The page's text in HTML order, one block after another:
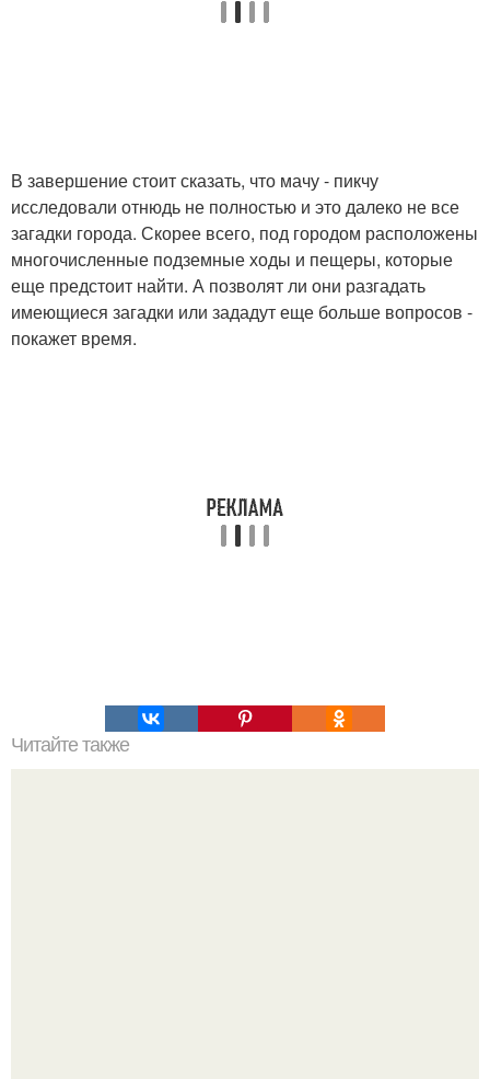
В завершение стоит сказать, что мачу - пикчу
исследовали отнюдь не полностью и это далеко не все
загадки города. Скорее всего, под городом расположены
многочисленные подземные ходы и пещеры, которые
еще предстоит найти. А позволят ли они разгадать
имеющиеся загадки или зададут еще больше вопросов -
покажет время.
Читайте также